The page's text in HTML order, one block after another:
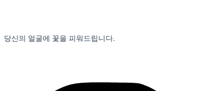
당신의 얼굴에 꽃을 피워드립니다.